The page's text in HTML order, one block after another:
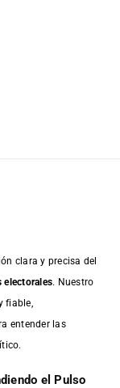
clara y precisa del
electorales. Nuestro
fiable,
entender las
el Pulso